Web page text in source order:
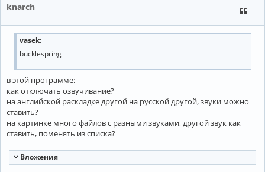
knarch
vasek:
bucklespring
в этой программе:
как отключать озвучивание?
на английской раскладке другой на русской другой, звуки можно
ставить?
на картинке много файлов с разными звуками, другой звук как
ставить, поменять из списка?
Вложения